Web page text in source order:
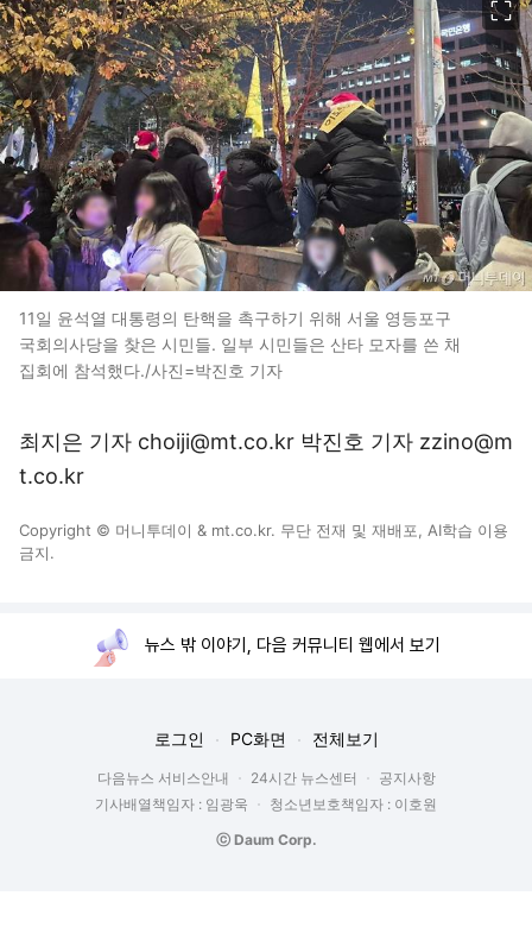
11일 윤석열 대통령의 탄핵을 촉구하기 위해 서울 영등포구
국회의사당을 찾은 시민들. 일부 시민들은 산타 모자를 쓴 채
집회에 참석했다./사진=박진호 기자
최지은 기자 choiji@mt.co.kr 박진호 기자 zzino@m
t.co.kr
Copyright © 머니투데이 & mt.co.kr. 무단 전재 및 재배포, AI학습 이용
금지.
뉴스 밖 이야기, 다음 커뮤니티 웹에서 보기
로그인 PC화면 전체보기
다음뉴스 서비스안내 24시간 뉴스센터
공지사항
기사배열책임자 : 임광욱
청소년보호책임자 : 이호원
ⓒ Daum Corp.